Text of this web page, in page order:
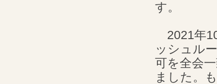
す。
2021年
ッシュル
可を全会
ました。